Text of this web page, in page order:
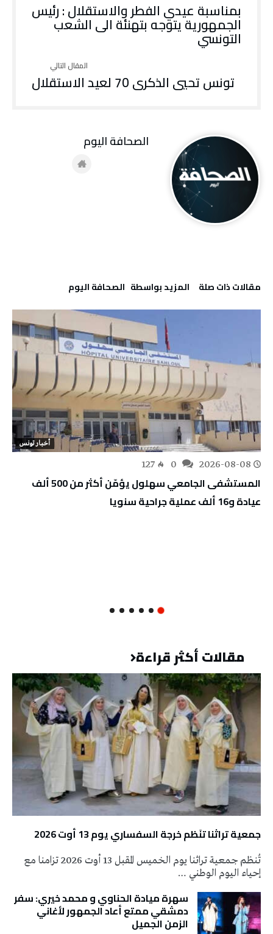
بمناسبة عيدي الفطر والاستقلال : رئيس
الجمهورية يتوجه بتهنئة الى الشعب
التونسي
تونس تحيي الذكرى 70 لعيد الاستقلال
‫مقالات ذات صلة‬ ‫‫المزيد بواسطة‬ ‬ ‭ ‬الصحافة‭ ‬اليوم
أخبار تونس
2026-08-08
127
المستشفى الجامعي سهلول يؤمّن أكثر من 500 ألف
عيادة و16 ألف عملية جراحية سنويا
مقالات أكثر قراءة
جمعية تراثنا تنَظم خرجة السفساري يوم 13 أوت 2026
تُنظم جمعية تراثنا يوم الخميس المقبل 13 أوت 2026 تزامنا مع
إحياء اليوم الوطني …
سهرة ميادة الحناوي و محمد خيري: سفر
دمشقي ممتع أعاد الجمهور لأغاني
الزمن الجميل